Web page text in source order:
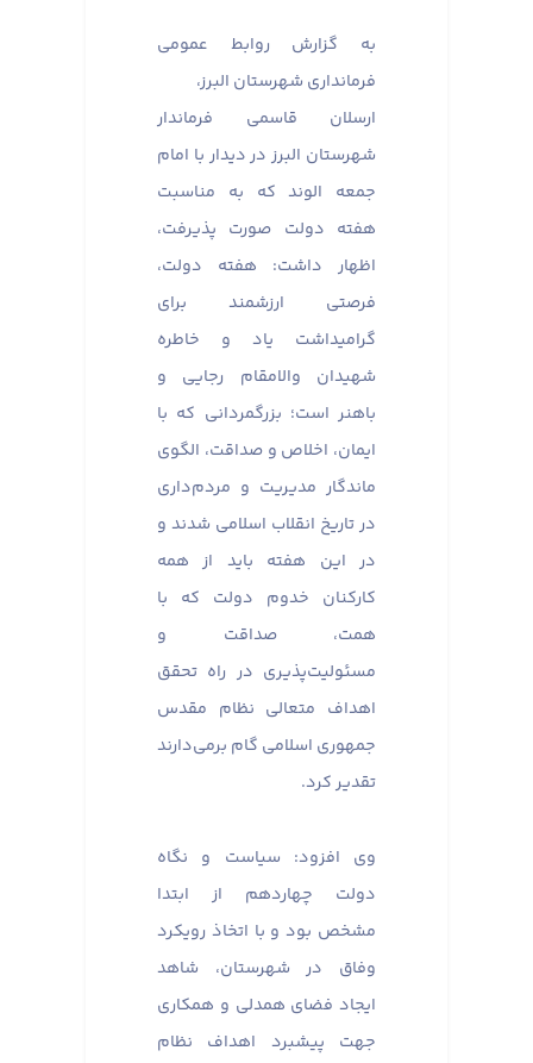
به گزارش روابط عمومی
فرمانداری شهرستان البرز،
ارسلان قاسمی فرماندار
شهرستان البرز در دیدار با امام
جمعه الوند که به مناسبت
هفته دولت صورت پذیرفت،
اظهار داشت: هفته دولت،
فرصتی ارزشمند برای
گرامیداشت یاد و خاطره
شهیدان والامقام رجایی و
باهنر است؛ بزرگمردانی که با
ایمان، اخلاص و صداقت، الگوی
ماندگار مدیریت و مردم‌داری
در تاریخ انقلاب اسلامی شدند و
در این هفته باید از همه
کارکنان خدوم دولت که با
همت، صداقت و
مسئولیت‌پذیری در راه تحقق
اهداف متعالی نظام مقدس
جمهوری اسلامی گام برمی‌دارند
تقدیر کرد.
وی افزود: سیاست و نگاه
دولت چهاردهم از ابتدا
مشخص بود و با اتخاذ رویکرد
وفاق در شهرستان، شاهد
ایجاد فضای همدلی و همکاری
جهت پیشبرد اهداف نظام